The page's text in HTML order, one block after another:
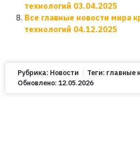
технологий 03.04.2025
Все главные новости мира
технологий 04.12.2025
Рубрика: Новости Теги: главные
Обновлено: 12.05.2026